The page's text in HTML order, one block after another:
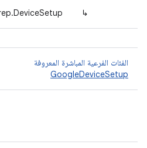
↳
الفئات الفرعية المباشرة المعروفة
GoogleDeviceSetup